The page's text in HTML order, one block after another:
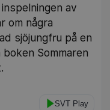
av
om några
sjöjungfru på en
Sommaren
SVT Play